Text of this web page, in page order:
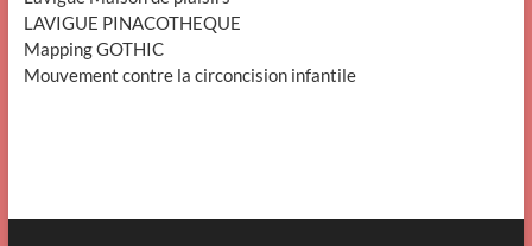
LAVIGUE PINACOTHEQUE
Mapping GOTHIC
Mouvement contre la circoncision infantile